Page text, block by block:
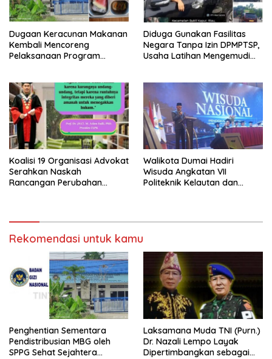
Dugaan Keracunan Makanan
Kembali Mencoreng
Pelaksanaan Program
Bersama Kota Dumai
Diduga Gunakan Fasilitas
Negara Tanpa Izin DPMPTSP,
Usaha Latihan Mengemudi
Koalisi 19 Organisasi Advokat
Serahkan Naskah
Rancangan Perubahan
Walikota Dumai Hadiri
Wisuda Angkatan VII
Politeknik Kelautan dan
Rekomendasi untuk kamu
Penghentian Sementara
Pendistribusian MBG oleh
SPPG Sehat Sejahtera
Laksamana Muda TNI (Purn.)
Dr. Nazali Lempo Layak
Dipertimbangkan sebagai